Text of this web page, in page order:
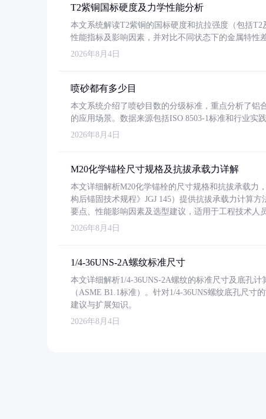
T2紫铜国标硬度及力学性能分析
本文系统解读T2紫铜的国标硬度和抗拉强度（包括
性能指标及影响因素，并对比不同状态下的金属特性
2026年8月4日
喷砂都有多少目
本文系统介绍了喷砂目数的分级标准，重点分析了铝
的应用场景。数据来源包括ISO 8503-1标准和行业实
2026年8月4日
M20化学锚栓尺寸规格及抗拔承载力详解
本文详细解析M20化学锚栓的尺寸规格和抗拔承载力
构后锚固技术规程》JGJ 145）提供抗拔承载力计算
要点、性能影响因素及选型建议，适用于工程技术人
2026年8月4日
1/4-36UNS-2A螺纹标准尺寸
本文详细解析1/4-36UNS-2A螺纹的标准尺寸及底孔
（ASME B1.1标准）。针对1/4-36UNS螺纹底孔尺
建议与扩展知识。
2026年8月4日